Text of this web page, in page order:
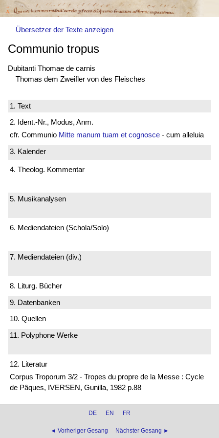
Übersetzer der Texte anzeigen
Communio tropus
Dubitanti Thomae de carnis
Thomas dem Zweifler von des Fleisches
1. Text
2. Ident.-Nr., Modus, Anm.
cfr. Communio Mitte manum tuam et cognosce - cum alleluia
3. Kalender
4. Theolog. Kommentar
5. Musikanalysen
6. Mediendateien (Schola/Solo)
7. Mediendateien (div.)
8. Liturg. Bücher
9. Datenbanken
10. Quellen
11. Polyphone Werke
12. Literatur
Corpus Troporum 3/2 - Tropes du propre de la Messe : Cycle
de Pâques, IVERSEN, Gunilla, 1982 p.88
DE EN FR
◄ Vorheriger Gesang Nächster Gesang ►